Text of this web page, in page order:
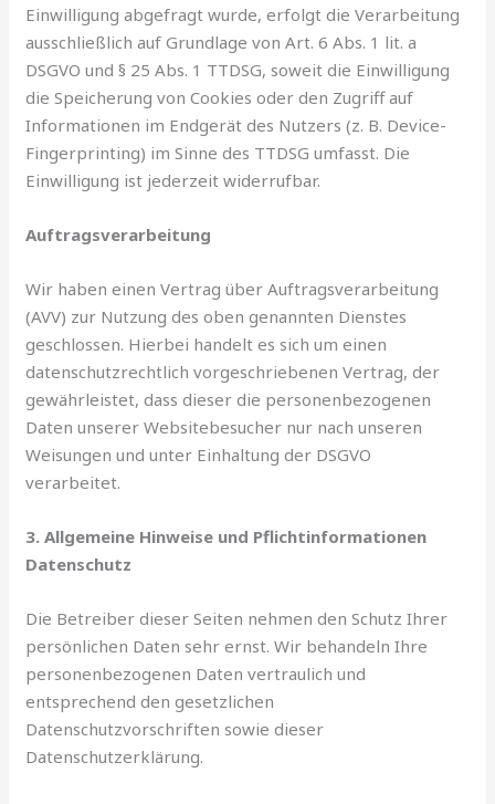
Einwilligung abgefragt wurde, erfolgt die Verarbeitung
ausschließlich auf Grundlage von Art. 6 Abs. 1 lit. a
DSGVO und § 25 Abs. 1 TTDSG, soweit die Einwilligung
die Speicherung von Cookies oder den Zugriff auf
Informationen im Endgerät des Nutzers (z. B. Device-
Fingerprinting) im Sinne des TTDSG umfasst. Die
Einwilligung ist jederzeit widerrufbar.
Auftragsverarbeitung
Wir haben einen Vertrag über Auftragsverarbeitung
(AVV) zur Nutzung des oben genannten Dienstes
geschlossen. Hierbei handelt es sich um einen
datenschutzrechtlich vorgeschriebenen Vertrag, der
gewährleistet, dass dieser die personenbezogenen
Daten unserer Websitebesucher nur nach unseren
Weisungen und unter Einhaltung der DSGVO
verarbeitet.
3. Allgemeine Hinweise und Pflichtinformationen
Datenschutz
Die Betreiber dieser Seiten nehmen den Schutz Ihrer
persönlichen Daten sehr ernst. Wir behandeln Ihre
personenbezogenen Daten vertraulich und
entsprechend den gesetzlichen
Datenschutzvorschriften sowie dieser
Datenschutzerklärung.